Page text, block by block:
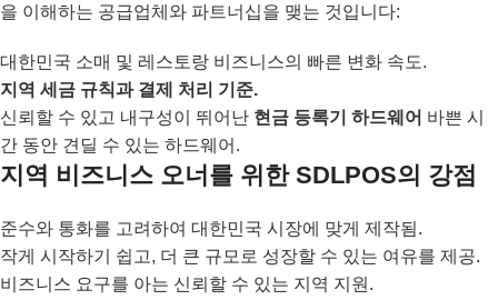
을 이해하는 공급업체와 파트너십을 맺는 것입니다:
대한민국 소매 및 레스토랑 비즈니스의 빠른 변화 속도.
지역 세금 규칙과 결제 처리 기준.
신뢰할 수 있고 내구성이 뛰어난 현금 등록기 하드웨어 바쁜 시
간 동안 견딜 수 있는 하드웨어.
지역 비즈니스 오너를 위한 SDLPOS의 강점
준수와 통화를 고려하여 대한민국 시장에 맞게 제작됨.
작게 시작하기 쉽고, 더 큰 규모로 성장할 수 있는 여유를 제공.
비즈니스 요구를 아는 신뢰할 수 있는 지역 지원.